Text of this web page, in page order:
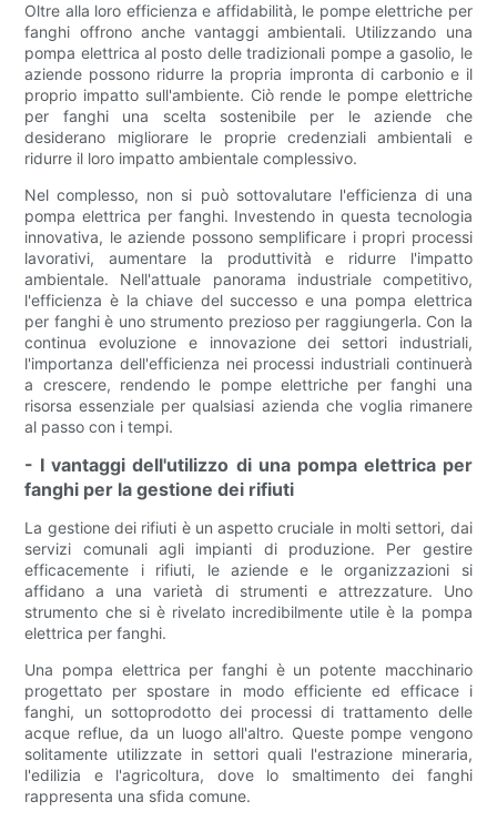
Oltre alla loro efficienza e affidabilità, le pompe elettriche per
fanghi offrono anche vantaggi ambientali. Utilizzando una
pompa elettrica al posto delle tradizionali pompe a gasolio, le
aziende possono ridurre la propria impronta di carbonio e il
proprio impatto sull'ambiente. Ciò rende le pompe elettriche
per fanghi una scelta sostenibile per le aziende che
desiderano migliorare le proprie credenziali ambientali e
ridurre il loro impatto ambientale complessivo.
Nel complesso, non si può sottovalutare l'efficienza di una
pompa elettrica per fanghi. Investendo in questa tecnologia
innovativa, le aziende possono semplificare i propri processi
lavorativi, aumentare la produttività e ridurre l'impatto
ambientale. Nell'attuale panorama industriale competitivo,
l'efficienza è la chiave del successo e una pompa elettrica
per fanghi è uno strumento prezioso per raggiungerla. Con la
continua evoluzione e innovazione dei settori industriali,
l'importanza dell'efficienza nei processi industriali continuerà
a crescere, rendendo le pompe elettriche per fanghi una
risorsa essenziale per qualsiasi azienda che voglia rimanere
al passo con i tempi.
- I vantaggi dell'utilizzo di una pompa elettrica per
fanghi per la gestione dei rifiuti
La gestione dei rifiuti è un aspetto cruciale in molti settori, dai
servizi comunali agli impianti di produzione. Per gestire
efficacemente i rifiuti, le aziende e le organizzazioni si
affidano a una varietà di strumenti e attrezzature. Uno
strumento che si è rivelato incredibilmente utile è la pompa
elettrica per fanghi.
Una pompa elettrica per fanghi è un potente macchinario
progettato per spostare in modo efficiente ed efficace i
fanghi, un sottoprodotto dei processi di trattamento delle
acque reflue, da un luogo all'altro. Queste pompe vengono
solitamente utilizzate in settori quali l'estrazione mineraria,
l'edilizia e l'agricoltura, dove lo smaltimento dei fanghi
rappresenta una sfida comune.